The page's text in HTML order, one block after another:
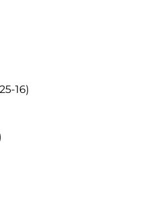
16)